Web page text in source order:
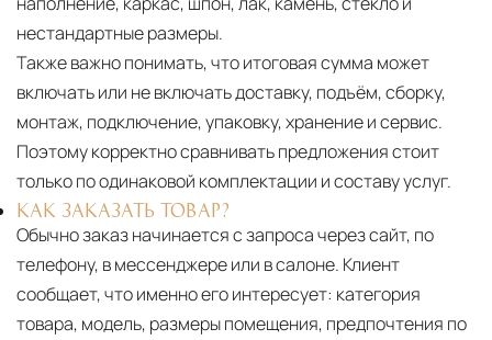
нестандартные размеры.
Также важно понимать, что итоговая сумма может
включать или не включать доставку, подъём, сборку,
монтаж, подключение, упаковку, хранение и сервис.
Поэтому корректно сравнивать предложения стоит
только по одинаковой комплектации и составу услуг.
КАК ЗАКАЗАТЬ ТОВАР?
Обычно заказ начинается с запроса через сайт, по
телефону, в мессенджере или в салоне. Клиент
сообщает, что именно его интересует: категория
товара, модель, размеры помещения, предпочтения по